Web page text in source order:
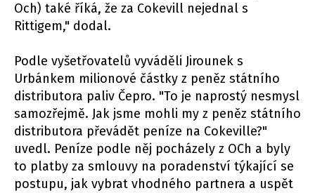
Och) také říká, že za Cokevill nejednal s
Rittigem," dodal.
Podle vyšetřovatelů vyváděli Jirounek s
Urbánkem milionové částky z peněz státního
distributora paliv Čepro. "To je naprostý nesmysl
samozřejmě. Jak jsme mohli my z peněz státního
distributora převádět peníze na Cokeville?"
uvedl. Peníze podle něj pocházely z OCh a byly
to platby za smlouvy na poradenství týkající se
postupu, jak vybrat vhodného partnera a uspět